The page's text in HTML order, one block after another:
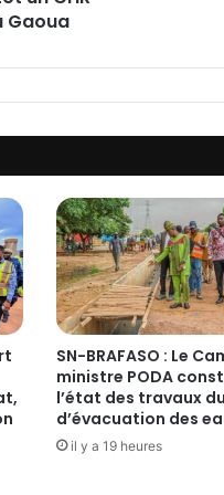
Gaoua
o
d
r
é
a
l
i
s
a
i
n
SN-BRAFASO : Le
ministre PODA
l’état des travaux
d’évacuation des
il y a 19 heures